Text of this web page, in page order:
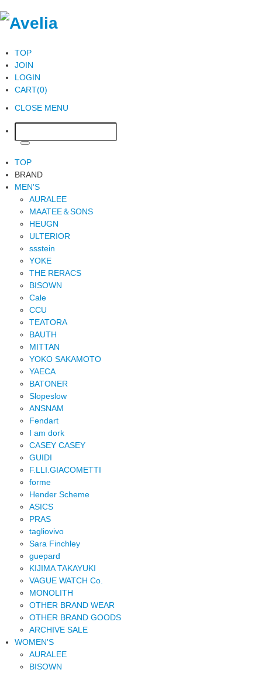
TOP
JOIN
LOGIN
CART(0)
CLOSE MENU
TOP
BRAND
MEN'S
AURALEE
MAATEE＆SONS
HEUGN
ULTERIOR
ssstein
YOKE
THE RERACS
BISOWN
Cale
CCU
TEATORA
BAUTH
MITTAN
YOKO SAKAMOTO
YAECA
BATONER
Slopeslow
ANSNAM
Fendart
I am dork
CASEY CASEY
GUIDI
F.LLI.GIACOMETTI
forme
Hender Scheme
ASICS
PRAS
tagliovivo
Sara Finchley
guepard
KIJIMA TAKAYUKI
VAGUE WATCH Co.
MONOLITH
OTHER BRAND WEAR
OTHER BRAND GOODS
ARCHIVE SALE
WOMEN'S
AURALEE
BISOWN